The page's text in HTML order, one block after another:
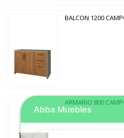
Abba Muebles